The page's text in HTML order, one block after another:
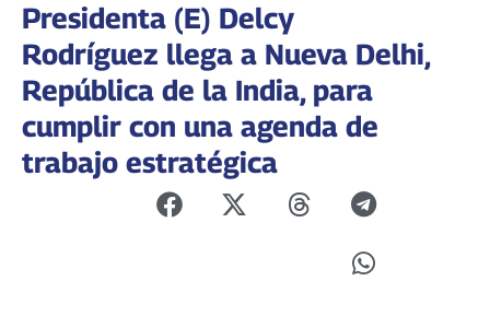
Presidenta (E) Delcy
Rodríguez llega a Nueva Delhi,
República de la India, para
cumplir con una agenda de
trabajo estratégica